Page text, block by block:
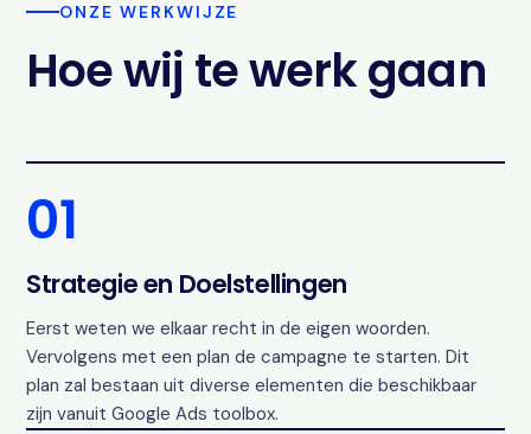
ONZE WERKWIJZE
Hoe wij te werk gaan
01
Strategie en Doelstellingen
Eerst weten we elkaar recht in de eigen woorden.
Vervolgens met een plan de campagne te starten. Dit
plan zal bestaan uit diverse elementen die beschikbaar
zijn vanuit Google Ads toolbox.